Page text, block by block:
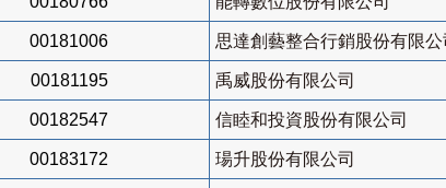
00181006 思達創藝整合行銷股份有限公
00181195 禹威股份有限公司
00182547 信睦和投資股份有限公司
00183172 瑒升股份有限公司